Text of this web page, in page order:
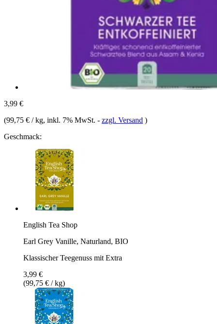
3,99 €
(99,75 € / kg, inkl. 7% MwSt. - zzgl. Versand )
Geschmack:
English Tea Shop
Earl Grey Vanille, Naturland, BIO
Klassischer Teegenuss mit Extra
3,99 €
(99,75 € / kg)